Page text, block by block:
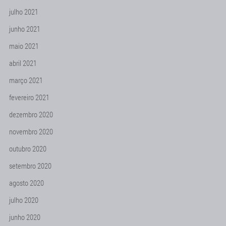
julho 2021
junho 2021
maio 2021
abril 2021
março 2021
fevereiro 2021
dezembro 2020
novembro 2020
outubro 2020
setembro 2020
agosto 2020
julho 2020
junho 2020